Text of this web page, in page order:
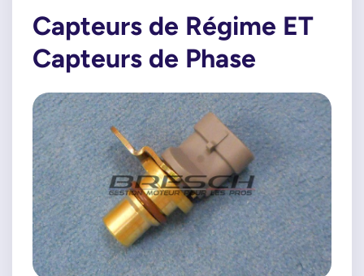
Capteurs de Régime ET
Capteurs de Phase